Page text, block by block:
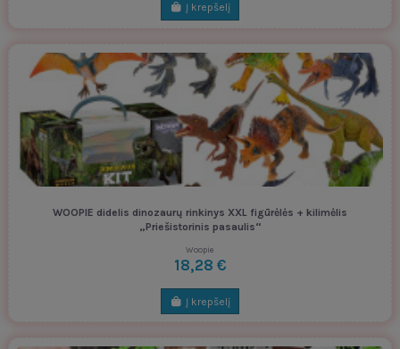
Į krepšelį
WOOPIE didelis dinozaurų rinkinys XXL figūrėlės + kilimėlis
„Priešistorinis pasaulis“
Woopie
18,28 €
Į krepšelį